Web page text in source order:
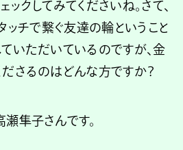
ックしてみてくださいね。さて、
タッチで繋ぐ友達の輪ということ
いただいているのですが、金
さるのはどんな方ですか？
隼子さんです。